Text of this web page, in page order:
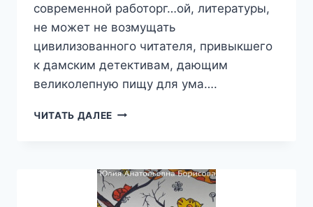
современной работорг…ой, литературы,
не может не возмущать
цивилизованного читателя, привыкшего
к дамским детективам, дающим
великолепную пищу для ума….
ЧИТАТЬ ДАЛЕЕ HOMO
ЧАСТЬ
ПЕРВАЯ
—